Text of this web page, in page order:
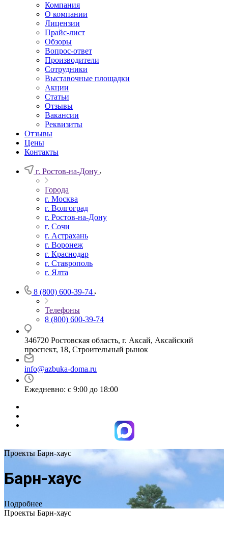
Компания
О компании
Лицензии
Прайс-лист
Обзоры
Вопрос-ответ
Производители
Сотрудники
Выставочные площадки
Акции
Статьи
Отзывы
Вакансии
Реквизиты
Отзывы
Цены
Контакты
г. Ростов-на-Дону
Города
г. Москва
г. Волгоград
г. Ростов-на-Дону
г. Сочи
г. Астрахань
г. Воронеж
г. Краснодар
г. Ставрополь
г. Ялта
8 (800) 600-39-74
Телефоны
8 (800) 600-39-74
346720 Ростовская область, г. Аксай, Аксайский
проспект, 18, Строительный рынок
info@azbuka-doma.ru
Ежедневно: с 9:00 до 18:00
Проекты Барн-хаус
Барн-хаус
Подробнее
Проекты Барн-хаус